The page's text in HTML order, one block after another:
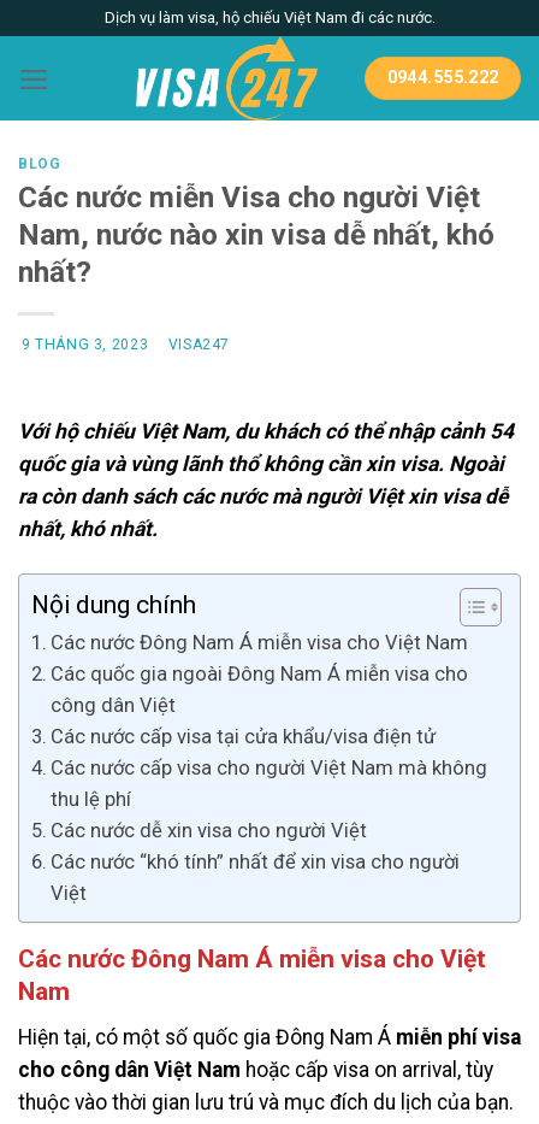
content
Dịch vụ làm visa, hộ chiếu Việt Nam đi các nước.
0944.555.222
BLOG
Các nước miễn Visa cho người Việt
Nam, nước nào xin visa dễ nhất, khó
nhất?
9 THÁNG 3, 2023 VISA247
Với hộ chiếu Việt Nam, du khách có thể nhập cảnh 54
quốc gia và vùng lãnh thổ không cần xin visa. Ngoài
ra còn danh sách các nước mà người Việt xin visa dễ
nhất, khó nhất.
Nội dung chính
Các nước Đông Nam Á miễn visa cho Việt Nam
Các quốc gia ngoài Đông Nam Á miễn visa cho
công dân Việt
Các nước cấp visa tại cửa khẩu/visa điện tử
Các nước cấp visa cho người Việt Nam mà không
thu lệ phí
Các nước dễ xin visa cho người Việt
Các nước “khó tính” nhất để xin visa cho người
Việt
Các nước Đông Nam Á miễn visa cho Việt
Nam
Hiện tại, có một số quốc gia Đông Nam Á miễn phí visa
cho công dân Việt Nam hoặc cấp visa on arrival, tùy
thuộc vào thời gian lưu trú và mục đích du lịch của bạn.